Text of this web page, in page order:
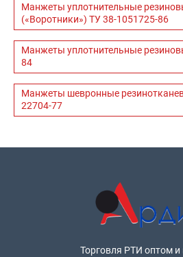
Манжеты уплотнительные
(«Воротники») ТУ 38-1051725-86
Манжеты уплотнительные
84
Манжеты шевронные
22704-77
Торговля РТИ оптом и